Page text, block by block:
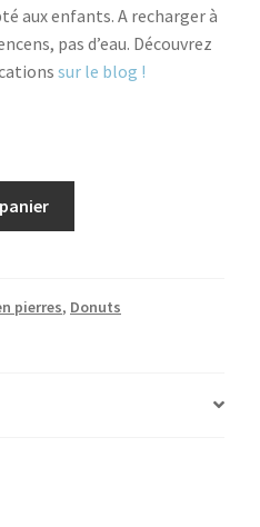
aux enfants. A recharger à
pas d’eau. Découvrez
sur le blog !
pierres, Donuts